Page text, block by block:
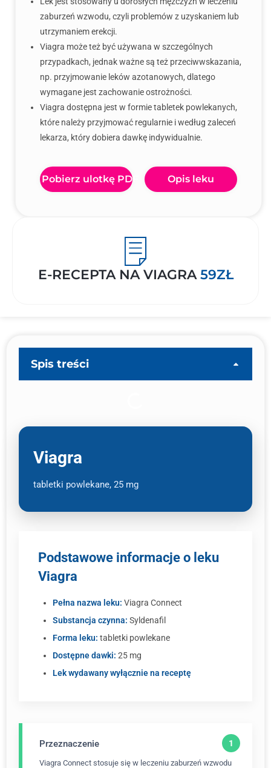
zaburzeń wzwodu, czyli problemów z uzyskaniem lub
utrzymaniem erekcji.
Viagra może też być używana w szczególnych
przypadkach, jednak ważne są też przeciwwskazania,
np. przyjmowanie leków azotanowych, dlatego
wymagane jest zachowanie ostrożności.
Viagra dostępna jest w formie tabletek powlekanych,
które należy przyjmować regularnie i według zaleceń
lekarza, który dobiera dawkę indywidualnie.
Pobierz ulotkę PDF Opis leku
E-RECEPTA NA VIAGRA59ZŁ
Spis treści
Viagra
tabletki powlekane, 25 mg
Podstawowe informacje o leku
Viagra
Pełna nazwa leku: Viagra Connect
Substancja czynna: Syldenafil
Forma leku: tabletki powlekane
Dostępne dawki: 25 mg
Lek wydawany wyłącznie na receptę
Przeznaczenie
Viagra Connect stosuje się w leczeniu zaburzeń wzwodu